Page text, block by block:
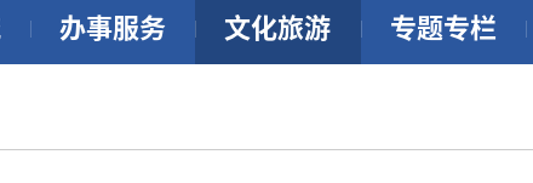
办事服务 文化旅游 专题专栏